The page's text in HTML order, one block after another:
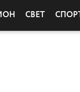
СВЕТ СПОРТ